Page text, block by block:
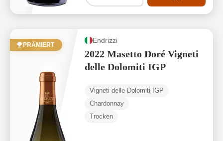
PRÄMIERT
Endrizzi
2022 Masetto Doré Vigneti
delle Dolomiti IGP
Vigneti delle Dolomiti IGP
Chardonnay
Trocken